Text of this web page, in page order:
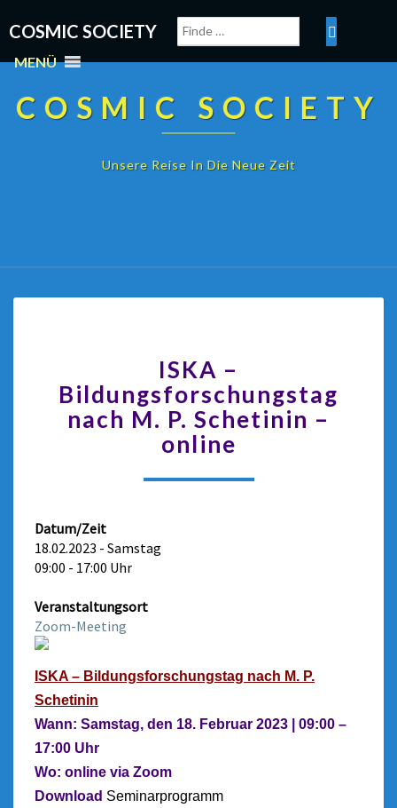
COSMIC SOCIETY
MENÜ
COSMIC SOCIETY
Unsere Reise In Die Neue Zeit
ISKA –
Bildungsforschungstag
nach M. P. Schetinin –
online
Datum/Zeit
18.02.2023 - Samstag
09:00 - 17:00 Uhr
Veranstaltungsort
Zoom-Meeting
ISKA – Bildungsforschungstag nach M. P.
Schetinin
Wann: Samstag, den 18. Februar 2023 | 09:00 –
17:00 Uhr
Wo: online via Zoom
Download Seminarprogramm